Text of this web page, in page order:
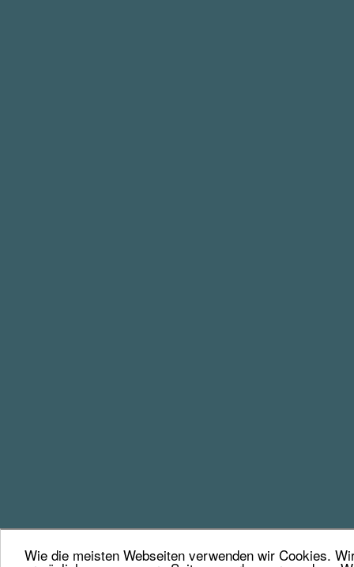
Wie die meisten Webseiten verwenden wir Cookies.